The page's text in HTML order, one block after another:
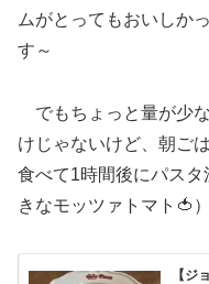
ムがとってもおいしか
す～
でもちょっと量が少
けじゃないけど、朝ご
食べて1時間後にパス
きなモッツァトマト🍅）
【ジ